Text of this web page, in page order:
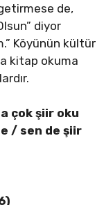
de,
diyor
Köyünün kültür
kitap okuma
çok şiir oku
/ sen de şiir